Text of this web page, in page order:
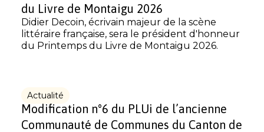
du Livre de Montaigu 2026
Didier Decoin, écrivain majeur de la scène
littéraire française, sera le président d'honneur
du Printemps du Livre de Montaigu 2026.
Actualité
Modification n°6 du PLUi de l’ancienne
Communauté de Communes du Canton de